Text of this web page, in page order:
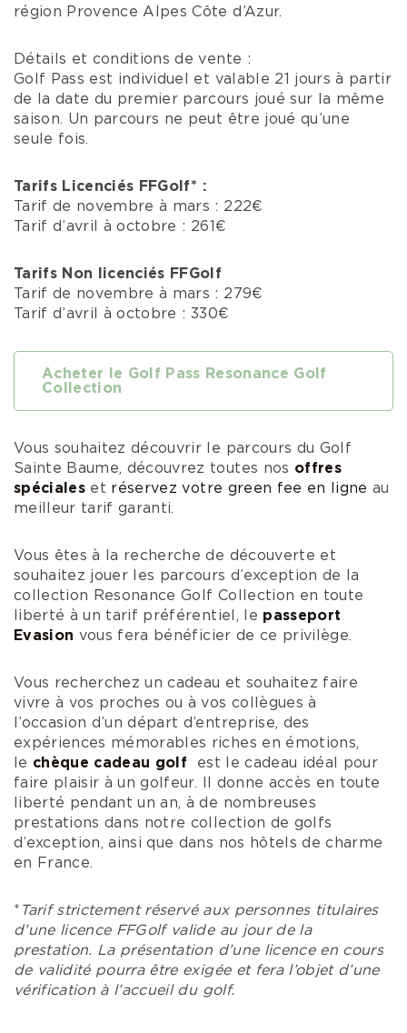
région Provence Alpes Côte d’Azur.
Détails et conditions de vente :
Golf Pass est individuel et valable 21 jours à partir
de la date du premier parcours joué sur la même
saison. Un parcours ne peut être joué qu’une
seule fois.
Tarifs Licenciés FFGolf* :
Tarif de novembre à mars : 222€
Tarif d’avril à octobre : 261€
Tarifs Non licenciés FFGolf
Tarif de novembre à mars : 279€
Tarif d’avril à octobre : 330€
Acheter le Golf Pass Resonance Golf
Collection
Vous souhaitez découvrir le parcours du Golf
Sainte Baume, découvrez toutes nos offres
spéciales et réservez votre green fee en ligne au
meilleur tarif garanti.
Vous êtes à la recherche de découverte et
souhaitez jouer les parcours d’exception de la
collection Resonance Golf Collection en toute
liberté à un tarif préférentiel, le passeport
Evasion vous fera bénéficier de ce privilège.
Vous recherchez un cadeau et souhaitez faire
vivre à vos proches ou à vos collègues à
l’occasion d’un départ d’entreprise, des
expériences mémorables riches en émotions,
le chèque cadeau golf
est le cadeau idéal pour
faire plaisir à un golfeur. Il donne accès en toute
liberté pendant un an, à de nombreuses
prestations dans notre collection de golfs
d’exception, ainsi que dans nos hôtels de charme
en France.
* Tarif strictement réservé aux personnes titulaires
d’une licence FFGolf valide au jour de la
prestation. La présentation d’une licence en cours
de validité pourra être exigée et fera l’objet d’une
vérification à l’accueil du golf.